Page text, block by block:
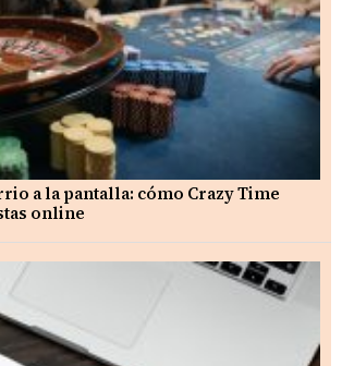
a la pantalla: cómo Crazy Time
online